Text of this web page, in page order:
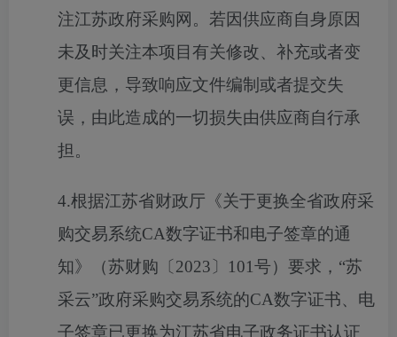
注江苏政府采购网。若因供应商自身原因
未及时关注本项目有关修改、补充或者变
更信息，导致响应文件编制或者提交失
误，由此造成的一切损失由供应商自行承
担。
4.根据江苏省财政厅《关于更换全省政府采
购交易系统CA数字证书和电子签章的通
知》（苏财购〔2023〕101号）要求，“苏
采云”政府采购交易系统的CA数字证书、电
子签章已更换为江苏省电子政务证书认证